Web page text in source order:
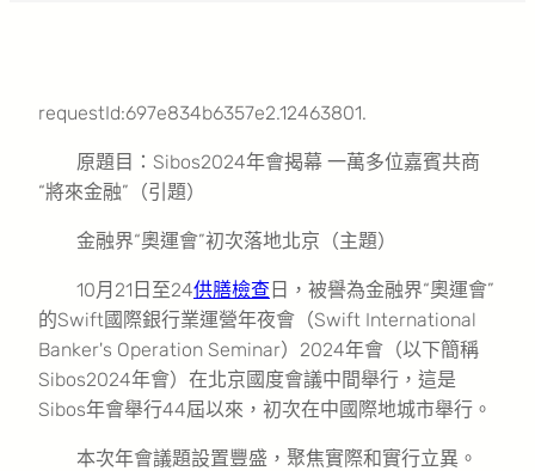
requestId:697e834b6357e2.12463801.
原題目：Sibos2024年會揭幕 一萬多位嘉賓共商
“將來金融”（引題）
金融界“奧運會”初次落地北京（主題）
10月21日至24供膳檢查 日，被譽為金融界“奧運會”
的Swift國際銀行業運營年夜會（Swift International
Banker's Operation Seminar）2024年會（以下簡稱
Sibos2024年會）在北京國度會議中間舉行，這是
Sibos年會舉行44屆以來，初次在中國際地城市舉行。
本次年會議題設置豐盛，聚焦實際和實行立異。